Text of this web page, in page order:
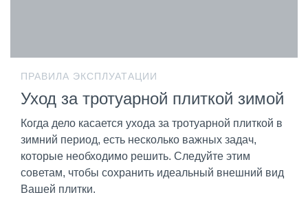
ПРАВИЛА ЭКСПЛУАТАЦИИ
Уход за тротуарной плиткой зимой
Когда дело касается ухода за тротуарной плиткой в
зимний период, есть несколько важных задач,
которые необходимо решить. Следуйте этим
советам, чтобы сохранить идеальный внешний вид
Вашей плитки.